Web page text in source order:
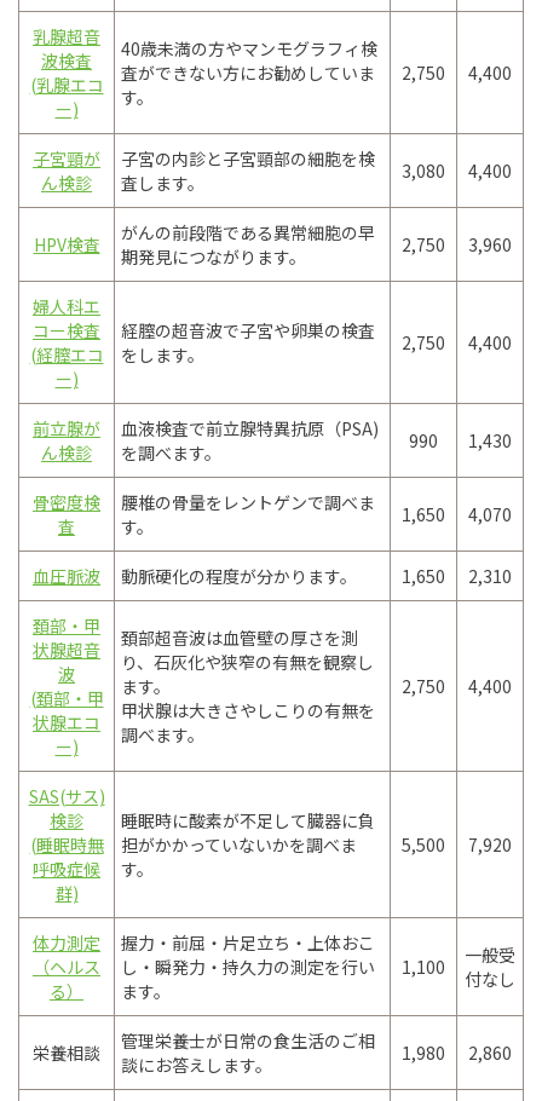
乳腺超音
波検査
(乳腺エコ
ー)
40歳未満の方やマンモグラフィ検
査ができない方にお勧めしていま
す。
2,750 4,400
子宮頸が
ん検診
子宮の内診と子宮頸部の細胞を検
査します。
3,080 4,400
HPV検査
がんの前段階である異常細胞の早
期発見につながります。
2,750 3,960
婦人科エ
コー検査
(経膣エコ
ー)
経膣の超音波で子宮や卵巣の検査
をします。
2,750 4,400
前立腺が
ん検診
血液検査で前立腺特異抗原（PSA)
を調べます。
990 1,430
骨密度検
査
腰椎の骨量をレントゲンで調べま
す。
1,650 4,070
血圧脈波 動脈硬化の程度が分かります。 1,650 2,310
頚部・甲
状腺超音
波
(頚部・甲
状腺エコ
ー)
頚部超音波は血管壁の厚さを測
り、石灰化や狭窄の有無を観察し
ます。
甲状腺は大きさやしこりの有無を
調べます。
2,750 4,400
SAS(サス)
検診
(睡眠時無
呼吸症候
群)
睡眠時に酸素が不足して臓器に負
担がかかっていないかを調べま
す。
5,500 7,920
体力測定
（ヘルス
る）
握力・前屈・片足立ち・上体おこ
し・瞬発力・持久力の測定を行い
ます。
1,100
一般受
付なし
栄養相談
管理栄養士が日常の食生活のご相
談にお答えします。
1,980 2,860